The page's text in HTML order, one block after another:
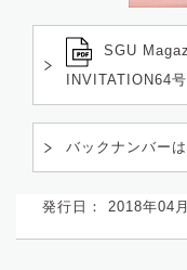
SGU
INVITATION64
バックナンバー
発行日： 2018年04